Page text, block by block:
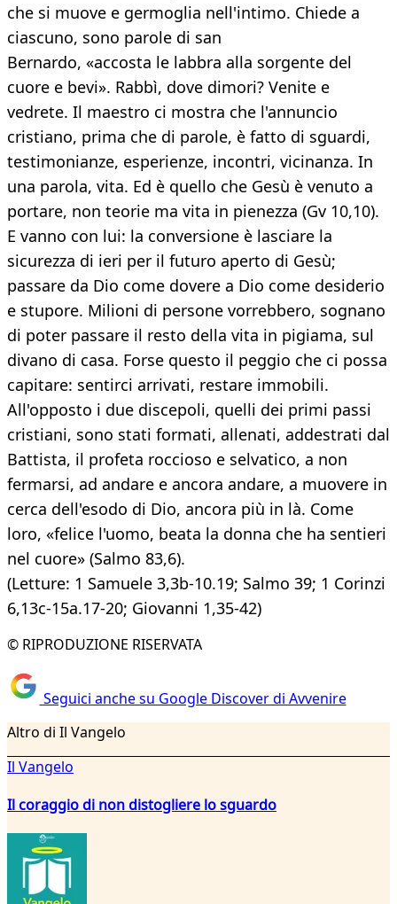
che si muove e germoglia nell'intimo. Chiede a
ciascuno, sono parole di san
Bernardo, «accosta le labbra alla sorgente del
cuore e bevi». Rabbì, dove dimori? Venite e
vedrete. Il maestro ci mostra che l'annuncio
cristiano, prima che di parole, è fatto di sguardi,
testimonianze, esperienze, incontri, vicinanza. In
una parola, vita. Ed è quello che Gesù è venuto a
portare, non teorie ma vita in pienezza (Gv 10,10).
E vanno con lui: la conversione è lasciare la
sicurezza di ieri per il futuro aperto di Gesù;
passare da Dio come dovere a Dio come desiderio
e stupore. Milioni di persone vorrebbero, sognano
di poter passare il resto della vita in pigiama, sul
divano di casa. Forse questo il peggio che ci possa
capitare: sentirci arrivati, restare immobili.
All'opposto i due discepoli, quelli dei primi passi
cristiani, sono stati formati, allenati, addestrati dal
Battista, il profeta roccioso e selvatico, a non
fermarsi, ad andare e ancora andare, a muovere in
cerca dell'esodo di Dio, ancora più in là. Come
loro, «felice l'uomo, beata la donna che ha sentieri
nel cuore» (Salmo 83,6).
(Letture: 1 Samuele 3,3b-10.19; Salmo 39; 1 Corinzi
6,13c-15a.17-20; Giovanni 1,35-42)
© RIPRODUZIONE RISERVATA
Seguici anche su Google Discover di Avvenire
Altro di Il Vangelo
Il Vangelo
Il coraggio di non distogliere lo sguardo